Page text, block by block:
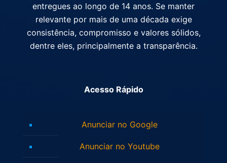
entregues ao longo de 14 anos. Se manter
relevante por mais de uma década exige
consistência, compromisso e valores sólidos,
dentre eles, principalmente a transparência.
Acesso Rápido
Anunciar no Google
Anunciar no Youtube